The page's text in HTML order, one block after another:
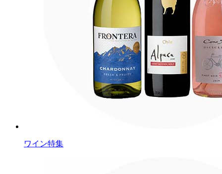
ワイン特集